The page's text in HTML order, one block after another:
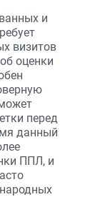
и
визитов
оценки
перед
данный
ППЛ, и